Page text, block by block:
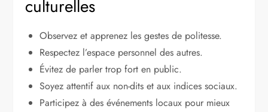
culturelles
Observez et apprenez les gestes de politesse.
Respectez l’espace personnel des autres.
Évitez de parler trop fort en public.
Soyez attentif aux non-dits et aux indices sociaux.
Participez à des événements locaux pour mieux